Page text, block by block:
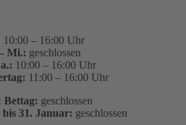
10:00 – 16:00 Uhr
Mi.: geschlossen
10:00 – 16:00 Uhr
11:00 – 16:00 Uhr
Bettag: geschlossen
bis 31. Januar: geschlossen